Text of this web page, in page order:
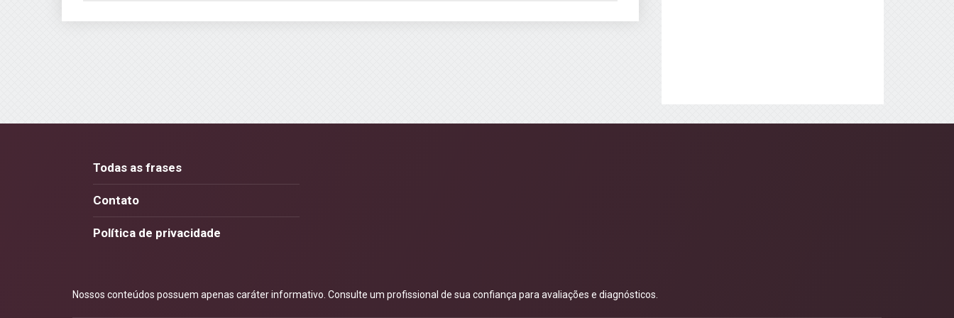
Todas as frases
Contato
Política de privacidade
Nossos conteúdos possuem apenas caráter informativo. Consulte um profissional de sua confiança para avaliações e diagnósticos.